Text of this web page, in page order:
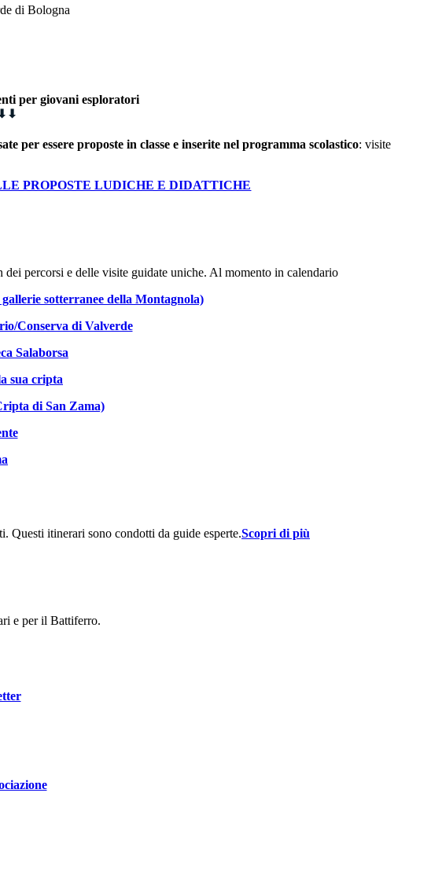
di Bologna
per giovani esploratori
⬇
per essere proposte in classe e inserite nel programma scolastico: visite
PROPOSTE LUDICHE E DIDATTICHE
percorsi e delle visite guidate uniche. Al momento in calendario
sotterranee della Montagnola)
Conserva di Valverde
Salaborsa
sua cripta
di San Zama)
Questi itinerari sono condotti da guide esperte.Scopri di più
e per il Battiferro.